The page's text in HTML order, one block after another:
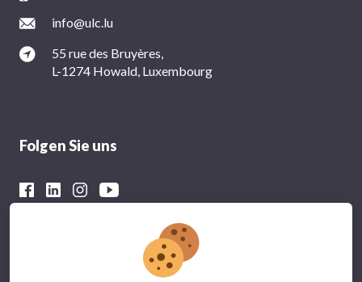
info@ulc.lu
55 rue des Bruyères,
L-1274 Howald, Luxembourg
Folgen Sie uns
Mit der finanziellen Unterstützung von